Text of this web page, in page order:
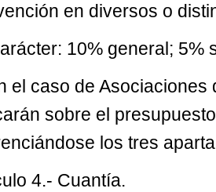
en diversos o
10% general; 5%
el caso de
sobre el
los tres
4.- Cuantía.